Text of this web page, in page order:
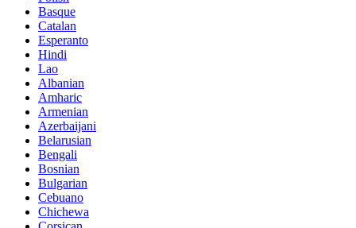
Basque
Catalan
Esperanto
Hindi
Lao
Albanian
Amharic
Armenian
Azerbaijani
Belarusian
Bengali
Bosnian
Bulgarian
Cebuano
Chichewa